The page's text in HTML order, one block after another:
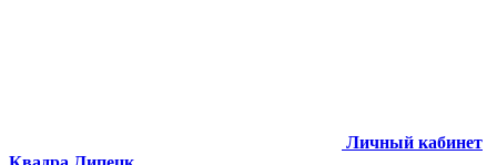
Личный кабинет